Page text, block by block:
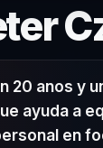
20 anos y
ayuda a
en